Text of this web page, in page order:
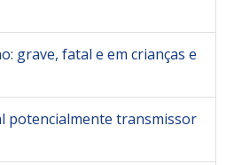
grave, fatal e em crianças e
potencialmente transmissor